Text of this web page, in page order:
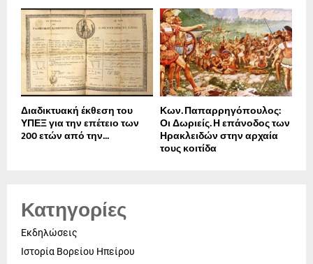
Διαδικτυακή έκθεση του
ΥΠΕΞ για την επέτειο των
200 ετών από την...
Κων. Παπαρρηγόπουλος:
Οι Δωριείς. Η επάνοδος των
Ηρακλειδών στην αρχαία
τους κοιτίδα
Κατηγορίες
Εκδηλώσεις
Ιστορία Βορείου Ηπείρου